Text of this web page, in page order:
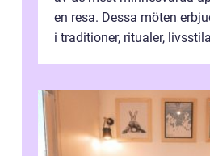
en resa. Dessa möten
i traditioner, ritualer,